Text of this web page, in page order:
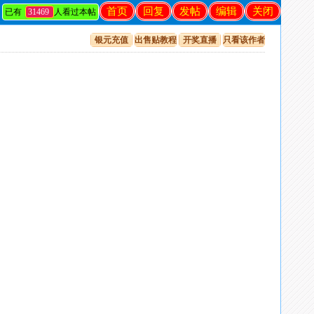
关闭
编辑
发帖
回复
首页
已有 31469 人看过本帖
银元充值 出售贴教程 开奖直播 只看该作者